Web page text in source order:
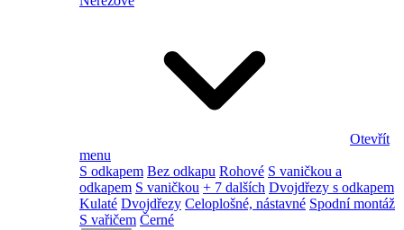
Otevřít
menu
S odkapem Bez odkapu Rohové S vaničkou a
odkapem S vaničkou + 7 dalších Dvojdřezy s odkapem
Kulaté Dvojdřezy Celoplošné, nástavné Spodní montáž
S vařičem Černé